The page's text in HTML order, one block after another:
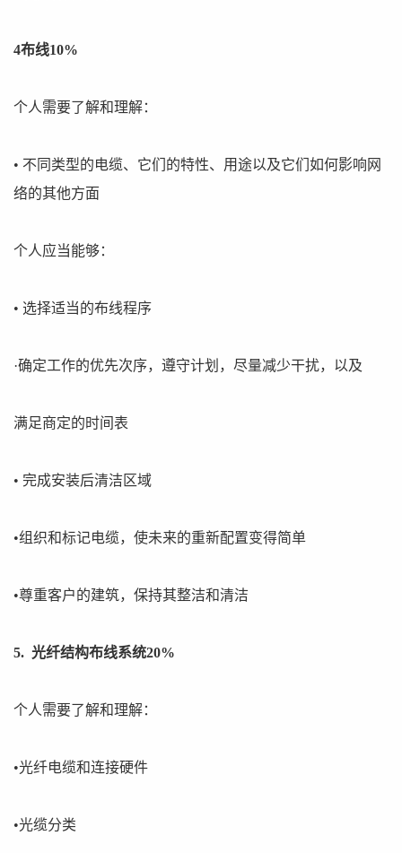
4布线10%
个人需要了解和理解：
• 不同类型的电缆、它们的特性、用途以及它们如何影响网
络的其他方面
个人应当能够：
• 选择适当的布线程序
·确定工作的优先次序，遵守计划，尽量减少干扰，以及
满足商定的时间表
• 完成安装后清洁区域
•组织和标记电缆，使未来的重新配置变得简单
•尊重客户的建筑，保持其整洁和清洁
5. 光纤结构布线系统20%
个人需要了解和理解：
•光纤电缆和连接硬件
•光缆分类